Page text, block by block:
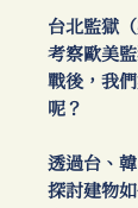
台北監獄
考察歐美
戰後，我
呢？
透過台、
探討建物